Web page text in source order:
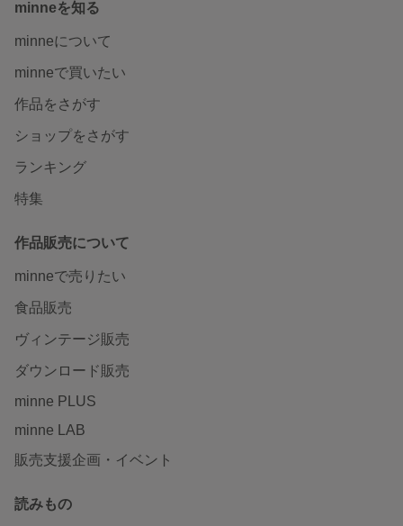
minneを知る
minneについて
minneで買いたい
作品をさがす
ショップをさがす
ランキング
特集
作品販売について
minneで売りたい
食品販売
ヴィンテージ販売
ダウンロード販売
minne PLUS
minne LAB
販売支援企画・イベント
読みもの